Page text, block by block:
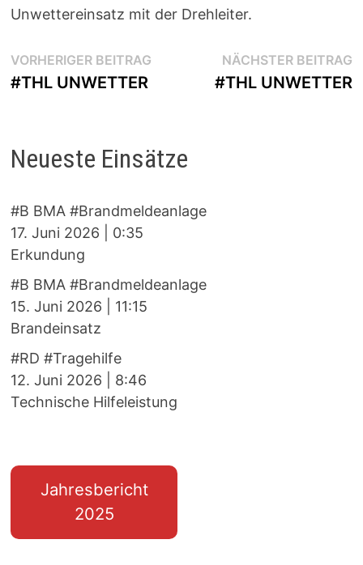
Unwettereinsatz mit der Drehleiter.
Beitragsnavigation
VORHERIGER BEITRAGVorheriger
#THL UNWETTER
NÄCHSTER BEITRAG
#THL UNWETTER
Neueste Einsätze
#B BMA #Brandmeldeanlage
17. Juni 2026
0:35
Erkundung
#B BMA #Brandmeldeanlage
15. Juni 2026
11:15
Brandeinsatz
#RD #Tragehilfe
12. Juni 2026
8:46
Technische Hilfeleistung
Jahresbericht
2025